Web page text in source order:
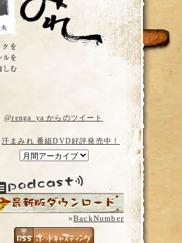
@renga_ya からのツイート
汗まみれ 番組DVD好評発売中！
»BackNumber